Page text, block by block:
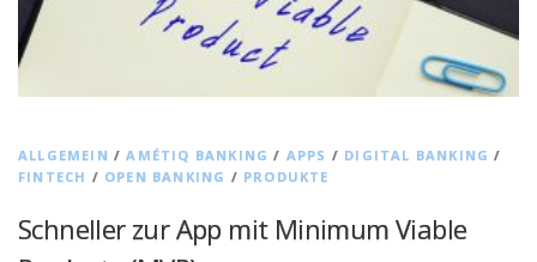
ALLGEMEIN /AMÉTIQ BANKING / APPS / DIGITAL BANKING /
FINTECH / OPEN BANKING / PRODUKTE
Schneller zur App mit Minimum Viable